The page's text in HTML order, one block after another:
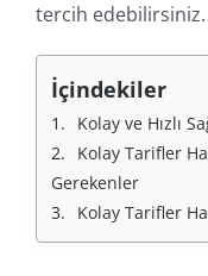
tercih edebilirsiniz.
İçindekiler
Kolay ve Hızlı
Kolay Tarifler
Gerekenler
Kolay Tarifler